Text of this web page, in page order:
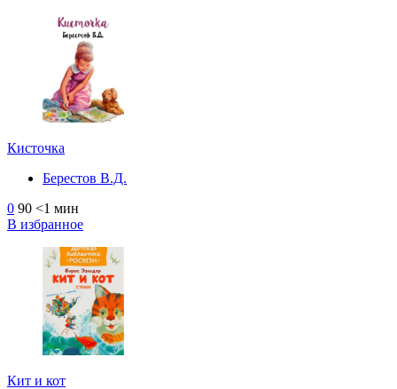
Кисточка
Берестов В.Д.
0 90 <1 мин
В избранное
Кит и кот